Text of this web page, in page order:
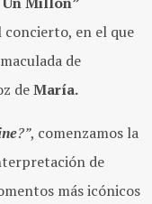
en el que
de
deMaría.
?”, comenzamos la
de
más icónicos